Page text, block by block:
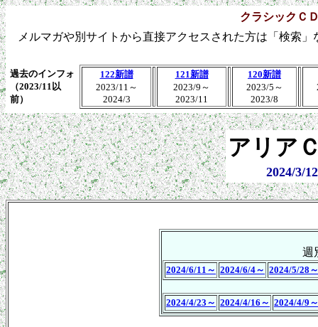
クラシックＣ
メルマガや別サイトから直接アクセスされた方は「検索
過去のインフォ
（2023/11以
前）
122新譜
2023/11～
2024/3
121新譜
2023/9～
2023/11
120新譜
2023/5～
2023/8
アリア
2024/3/
週
2024/6/11～ 2024/6/4～ 2024/5/28～
2024/4/23～ 2024/4/16～ 2024/4/9～